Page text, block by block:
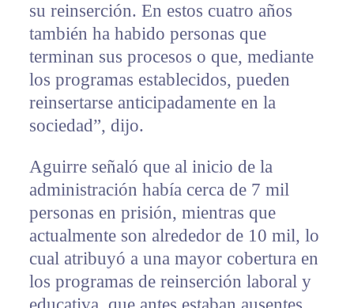
su reinserción. En estos cuatro años
también ha habido personas que
terminan sus procesos o que, mediante
los programas establecidos, pueden
reinsertarse anticipadamente en la
sociedad”, dijo.
Aguirre señaló que al inicio de la
administración había cerca de 7 mil
personas en prisión, mientras que
actualmente son alrededor de 10 mil, lo
cual atribuyó a una mayor cobertura en
los programas de reinserción laboral y